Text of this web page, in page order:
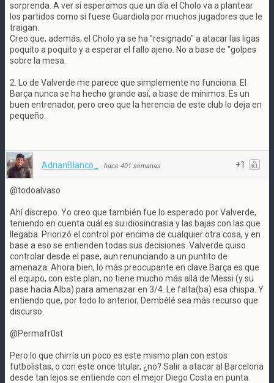
sorprenda. A ver si esperamos que un día el Cholo va a plantear
los partidos como si fuese Guardiola por muchos jugadores que le
traigan.
Creo que, además, el Cholo ya se ha "resignado" a atacar las ligas
poquito a poquito y a esperar el fallo ajeno. No a base de "golpes
sobre la mesa.
2. Lo de Valverde me parece que simplemente no funciona. El
Barça nunca se ha hecho grande así, a base de mínimos. Es un
buen entrenador, pero creo que la herencia de este club lo deja en
pequeño.
+1
AdrianBlanco_ · hace 401 semanas
@todoalvaso
Ahí discrepo. Yo creo que también fue lo esperado por Valverde,
teniendo en cuenta cuál es su idiosincrasia y las bajas con las que
llegaba. Priorizó el control por encima de cualquier otra cosa, y en
base a eso se entienden todas sus decisiones. Valverde quiso
controlar desde el pase, aun renunciando a un puntito de
amenaza. Ahora bien, lo más preocupante en clave Barça es que
el equipo, con este plan, no tiene mucho más allá de Messi (y su
pase hacia Alba) para amenazar en 3/4. Le falta(ba) esa chispa. Y
entiendo que, por todo lo anterior, Dembélé sea más recurso que
discurso.
@Permafr0st
Pero lo que chirría un poco es este mismo plan con estos
futbolistas, o con este once titular, ¿no? Salir a atacar al Barcelona
desde tan lejos se entiende con el mejor Diego Costa en punta.